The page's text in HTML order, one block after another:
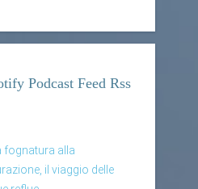
Podcast Feed Rss
fognatura alla
il viaggio delle